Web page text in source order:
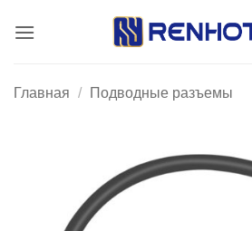
Главная / Подводные разъемы